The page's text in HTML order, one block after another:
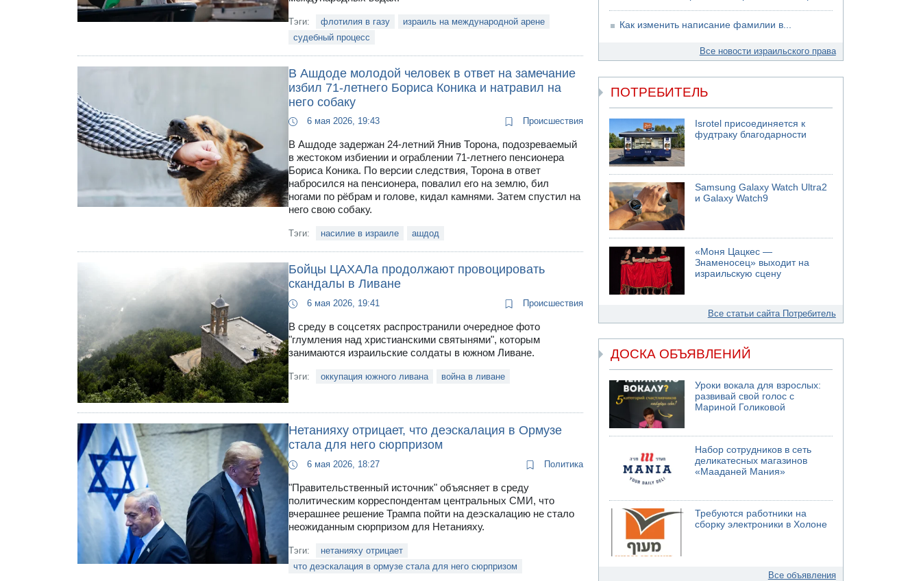
Тэги: флотилия в газу
израиль на международной арене
судебный процесс
В Ашдоде молодой человек в ответ на замечание
избил 71-летнего Бориса Коника и натравил на
него собаку
6 мая 2026, 19:43 Происшествия
В Ашдоде задержан 24-летний Янив Торона, подозреваемый
в жестоком избиении и ограблении 71-летнего пенсионера
Бориса Коника. По версии следствия, Торона в ответ
набросился на пенсионера, повалил его на землю, бил
ногами по рёбрам и голове, кидал камнями. Затем спустил на
него свою собаку.
Тэги: насилие в израиле ашдод
Бойцы ЦАХАЛа продолжают провоцировать
скандалы в Ливане
6 мая 2026, 19:41 Происшествия
В среду в соцсетях распространили очередное фото
"глумления над христианскими святынями", которым
занимаются израильские солдаты в южном Ливане.
Тэги: оккупация южного ливана война в ливане
Нетанияху отрицает, что деэскалация в Ормузе
стала для него сюрпризом
6 мая 2026, 18:27 Политика
"Правительственный источник" объясняет в среду
политическим корреспондентам центральных СМИ, что
вчерашнее решение Трампа пойти на деэскалацию не стало
неожиданным сюрпризом для Нетанияху.
Тэги:
нетанияху отрицает
что деэскалация в ормузе стала для него сюрпризом
Как изменить написание фамилии в...
Все новости израильского права
ПОТРЕБИТЕЛЬ
Isrotel присоединяется к
фудтраку благодарности
Samsung Galaxy Watch Ultra2
и Galaxy Watch9
«Моня Цацкес —
Знаменосец» выходит на
израильскую сцену
Все статьи сайта Потребитель
ДОСКА ОБЪЯВЛЕНИЙ
Уроки вокала для взрослых:
развивай свой голос с
Мариной Голиковой
Набор сотрудников в сеть
деликатесных магазинов
«Мааданей Мания»
Требуются работники на
сборку электроники в Холоне
Все объявления